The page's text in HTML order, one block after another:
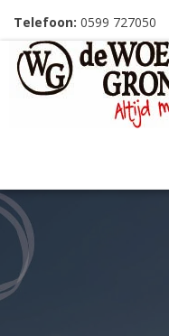
Telefoon: 0599 727050